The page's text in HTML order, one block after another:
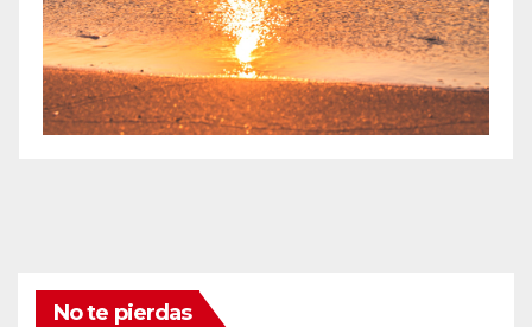
No te pierdas